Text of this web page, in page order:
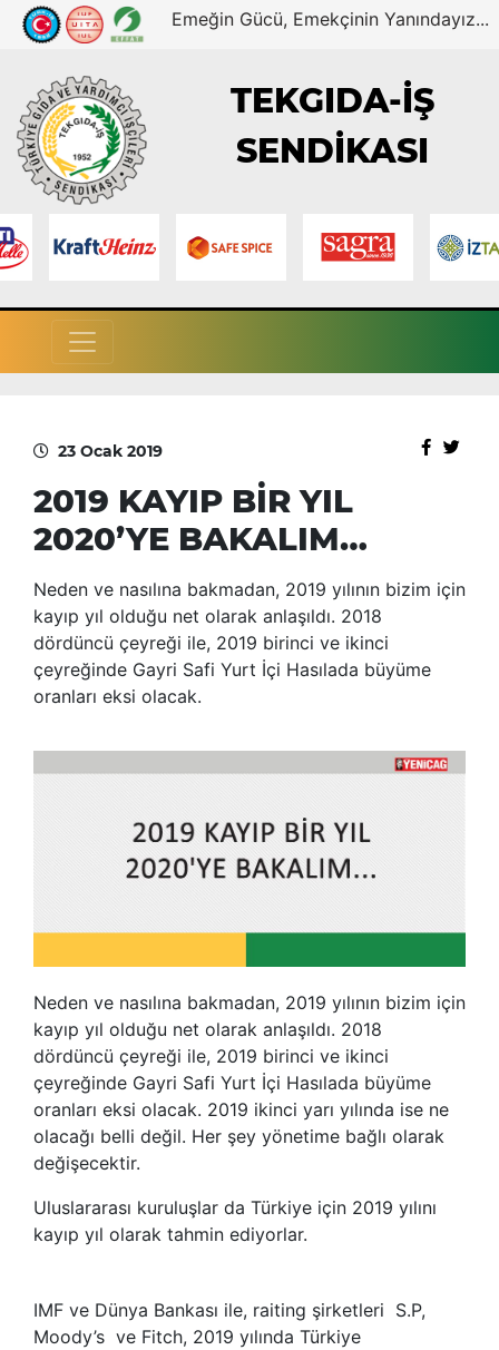
Emeğin Gücü, Emekçinin Yanındayız...
TEKGIDA-İŞ
SENDİKASI
23 Ocak 2019
2019 KAYIP BİR YIL
2020’YE BAKALIM…
Neden ve nasılına bakmadan, 2019 yılının bizim için
kayıp yıl olduğu net olarak anlaşıldı. 2018
dördüncü çeyreği ile, 2019 birinci ve ikinci
çeyreğinde Gayri Safi Yurt İçi Hasılada büyüme
oranları eksi olacak.
Neden ve nasılına bakmadan, 2019 yılının bizim için
kayıp yıl olduğu net olarak anlaşıldı. 2018
dördüncü çeyreği ile, 2019 birinci ve ikinci
çeyreğinde Gayri Safi Yurt İçi Hasılada büyüme
oranları eksi olacak. 2019 ikinci yarı yılında ise ne
olacağı belli değil. Her şey yönetime bağlı olarak
değişecektir.
Uluslararası kuruluşlar da Türkiye için 2019 yılını
kayıp yıl olarak tahmin ediyorlar.
IMF ve Dünya Bankası ile, raiting şirketleri S.P,
Moody’s ve Fitch, 2019 yılında Türkiye